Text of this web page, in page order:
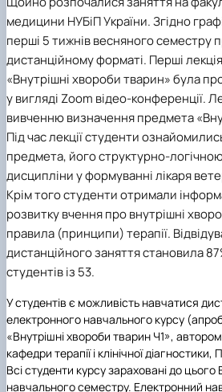
медицини НУБіП України. Згідно
перші 5 тижнів весняного семестру
дистанційному форматі. Перші
«Внутрішні хвороби тварин» була
у вигляді Zoom відео-конференції.
вивченню визначення предмета
Під час лекції студенти
предмета, його структурно-
дисципліни у формуванні лікаря
Крім того студенти отримали
розвитку вчення про внутрішні
правила (принципи) терапії.
дистанційного заняття становила
студентів із 53.
У студентів є можливість навчатися
електронного навчального курсу
«Внутрішні хвороби тварин Ч1»,
кафедри терапії і клінічної
Всі студенти курсу зараховані до
навчального семестру. Електронний